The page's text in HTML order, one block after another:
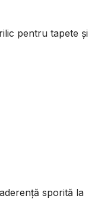
pentru tapete și
sporită la